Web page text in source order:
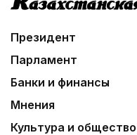
Президент
Парламент
Банки и финансы
Мнения
Культура и общество